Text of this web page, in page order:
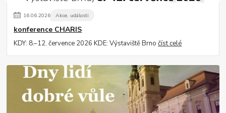
16.06.2026 Akce, události
konference CHARIS
KDY: 8.–12. července 2026 KDE: Výstaviště Brnočíst celé